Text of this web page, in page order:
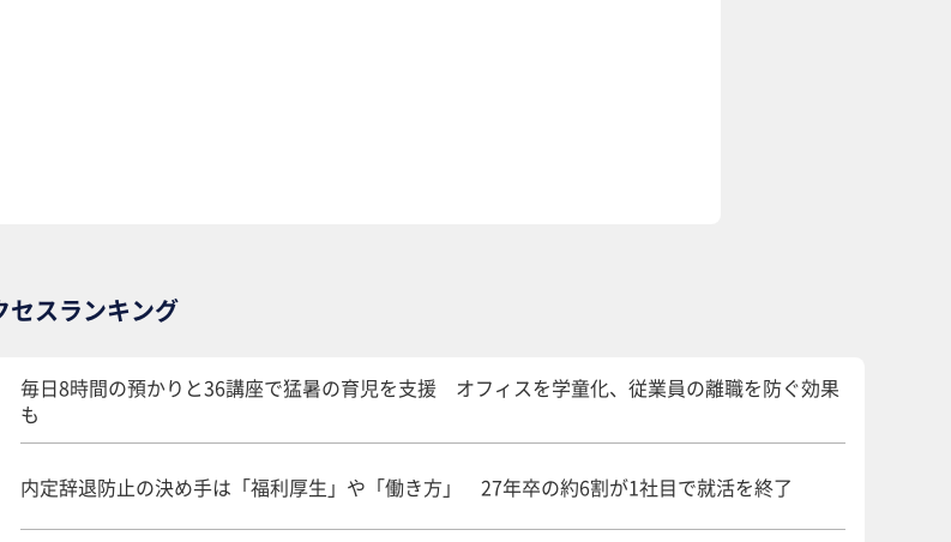
セスランキング
毎日8時間の預かりと36講座で猛暑の育児を支援 オフィスを学童化、従業員の離職を防ぐ効果
も
内定辞退防止の決め手は「福利厚生」や「働き方」 27年卒の約6割が1社目で就活を終了